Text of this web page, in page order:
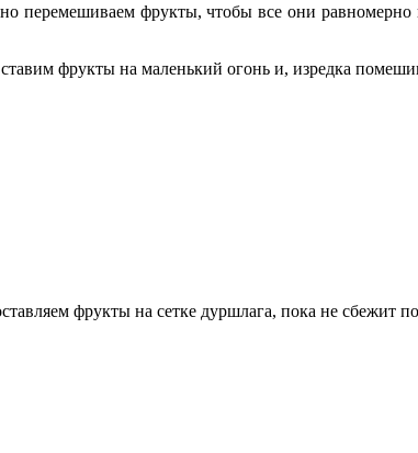
перемешиваем фрукты, чтобы все они
ставим фрукты на маленький огонь и, изредка
фрукты на сетке дуршлага, пока не сбежит